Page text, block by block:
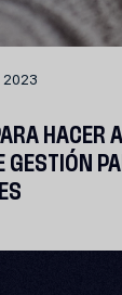
HACER
GESTIÓN